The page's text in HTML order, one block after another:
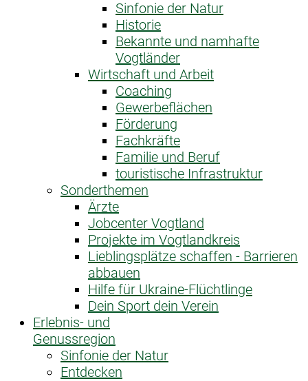
Sinfonie der Natur
Historie
Bekannte und namhafte
Vogtländer
Wirtschaft und Arbeit
Coaching
Gewerbeflächen
Förderung
Fachkräfte
Familie und Beruf
touristische Infrastruktur
Sonderthemen
Ärzte
Jobcenter Vogtland
Projekte im Vogtlandkreis
Lieblingsplätze schaffen - Barrieren
abbauen
Hilfe für Ukraine-Flüchtlinge
Dein Sport dein Verein
Erlebnis- und
Genussregion
Sinfonie der Natur
Entdecken